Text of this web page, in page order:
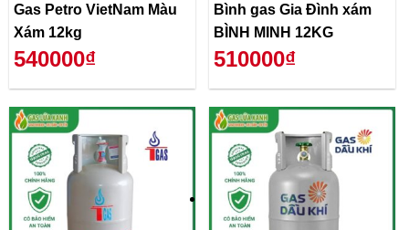
Gas Petro VietNam Màu
Xám 12kg
540000₫
Bình gas Gia Đình xám
BÌNH MINH 12KG
510000₫